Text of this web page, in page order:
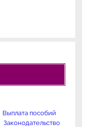
Выплата пособий
Законодательство